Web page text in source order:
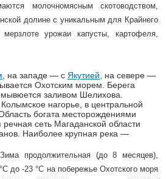
молочномясным скотоводством,
долине с уникальным для Крайнего
урожаи капусты, картофеля,
, на западе — с Якутией , на севере —
Охотским морем. Берега
заливом Шелихова.
нагорье, в центральной
богата месторождениями
сеть Магаданской области
Наиболее крупная река —
продолжительная (до 8 месяцев),
до -23 °С на побережье Охотского моря